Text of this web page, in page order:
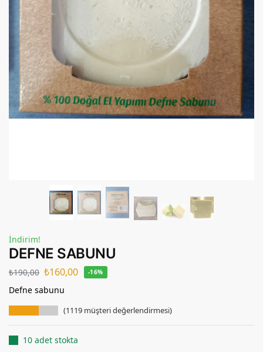
İndirim!
DEFNE SABUNU
₺190,00 ₺160,00 -16%
Defne sabunu
(1119 müşteri değerlendirmesi)
10 adet stokta